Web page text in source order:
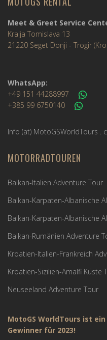
Meet & Greet Service
Kralja Tomislava 13
21220 Seget Donji - Trogir
WhatsApp:
+49 151 44288997
+385 99 6750140
Info (ät) MotoGSWorldTours .
MOTORRADTOUREN
Balkan-Italien Adventure Tour
Balkan-Karpaten-Albanische
Balkan-Karpaten-Albanische
Balkan-Rumänien Adventure
Kroatien-Italien-Frankreich
Kroatien-Sizilien-Amalfi Küste
Neuseeland Adventure Tour
MotoGS WorldTours ist
Gewinner für 2023!